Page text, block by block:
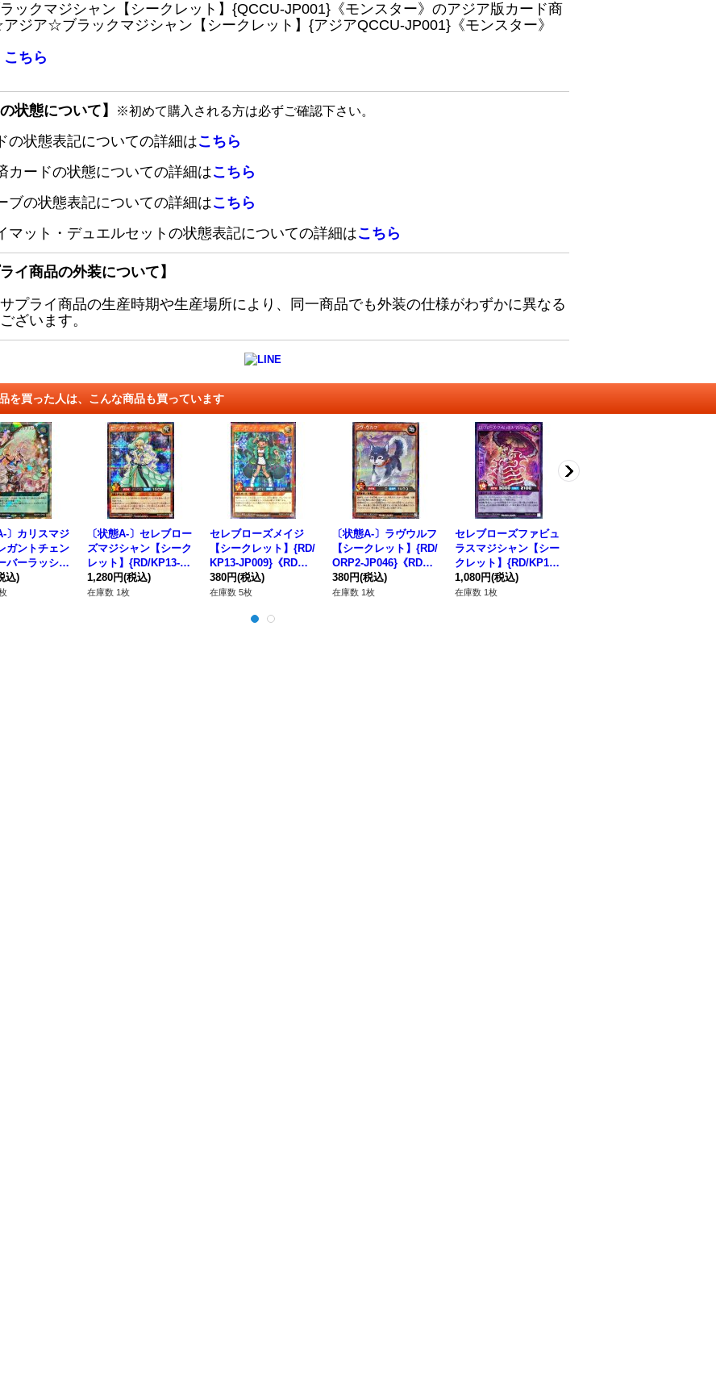
ックマジシャン【シークレット】{QCCU-JP001}《モンスター》のアジア版カード商
ジア☆ブラックマジシャン【シークレット】{アジアQCCU-JP001}《モンスター》
こちら
の状態について】 ※初めて購入される方は必ずご確認下さい。
の状態表記についての詳細はこちら
カードの状態についての詳細はこちら
ブの状態表記についての詳細はこちら
マット・デュエルセットの状態表記についての詳細はこちら
ライ商品の外装について】
プライ商品の生産時期や生産場所により、同一商品でも外装の仕様がわずかに異なる
ざいます。
を買った人は、こんな商品も買っています
〕カリスマジ
ガントチェン
バーラッシュ
KP13-JP05
法》
込)
〔状態A-〕セレブロー
ズマジシャン【シーク
レット】{RD/KP13-JP
012}《RDモンスタ
ー》
1,280円(税込)
在庫数 1枚
セレブローズメイジ
【シークレット】{RD/
KP13-JP009}《RDモ
ンスター》
380円(税込)
在庫数 5枚
〔状態A-〕ラヴウルフ
【シークレット】{RD/
ORP2-JP046}《RDモ
ンスター》
380円(税込)
在庫数 1枚
セレブローズファビュ
ラスマジシャン【シー
クレット】{RD/KP13-
JP041}《RDフュージ
ョン》
1,080円(税込)
在庫数 1枚